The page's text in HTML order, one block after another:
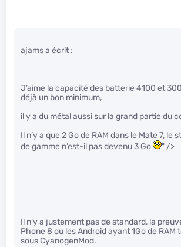
ajams a écrit :
J’aime la capacité des batterie 4100 et
déjà un bon minimum,
il y a du métal aussi sur la grand partie du
Il n’y a que 2 Go de RAM dans le Mate 7, le
de gamme n’est-il pas devenu 3 Go
" />
Il n’y a justement pas de standard, la
Phone 8 ou les Android ayant 1Go de RAM
sous CyanogenMod.